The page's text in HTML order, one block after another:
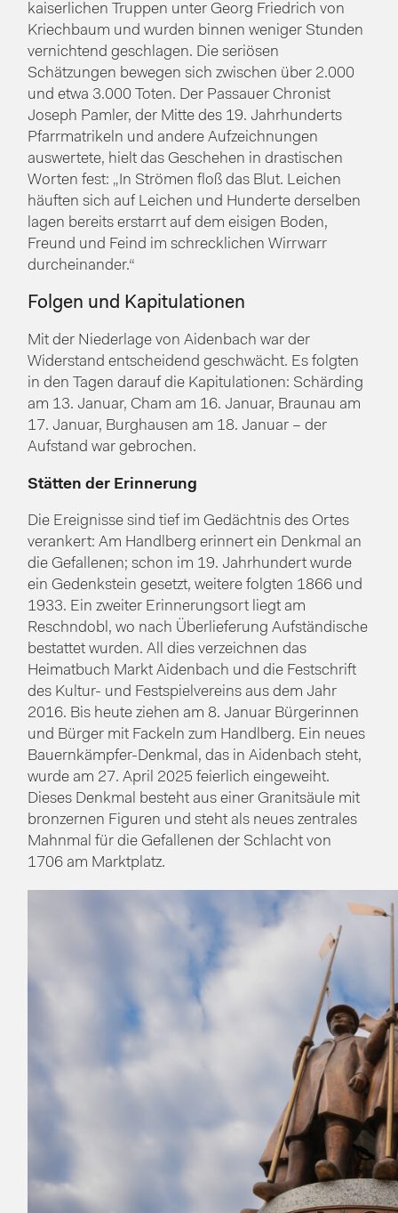
kaiserlichen Truppen unter Georg Friedrich von
Kriechbaum und wurden binnen weniger Stunden
vernichtend geschlagen. Die seriösen
Schätzungen bewegen sich zwischen über 2.000
und etwa 3.000 Toten. Der Passauer Chronist
Joseph Pamler, der Mitte des 19. Jahrhunderts
Pfarrmatrikeln und andere Aufzeichnungen
auswertete, hielt das Geschehen in drastischen
Worten fest: „In Strömen floß das Blut. Leichen
häuften sich auf Leichen und Hunderte derselben
lagen bereits erstarrt auf dem eisigen Boden,
Freund und Feind im schrecklichen Wirrwarr
durcheinander.“
Folgen und Kapitulationen
Mit der Niederlage von Aidenbach war der
Widerstand entscheidend geschwächt. Es folgten
in den Tagen darauf die Kapitulationen: Schärding
am 13. Januar, Cham am 16. Januar, Braunau am
17. Januar, Burghausen am 18. Januar – der
Aufstand war gebrochen.
Stätten der Erinnerung
Die Ereignisse sind tief im Gedächtnis des Ortes
verankert: Am Handlberg erinnert ein Denkmal an
die Gefallenen; schon im 19. Jahrhundert wurde
ein Gedenkstein gesetzt, weitere folgten 1866 und
1933. Ein zweiter Erinnerungsort liegt am
Reschndobl, wo nach Überlieferung Aufständische
bestattet wurden. All dies verzeichnen das
Heimatbuch Markt Aidenbach und die Festschrift
des Kultur- und Festspielvereins aus dem Jahr
2016. Bis heute ziehen am 8. Januar Bürgerinnen
und Bürger mit Fackeln zum Handlberg. Ein neues
Bauernkämpfer-Denkmal, das in Aidenbach steht,
wurde am 27. April 2025 feierlich eingeweiht.
Dieses Denkmal besteht aus einer Granitsäule mit
bronzernen Figuren und steht als neues zentrales
Mahnmal für die Gefallenen der Schlacht von
1706 am Marktplatz.